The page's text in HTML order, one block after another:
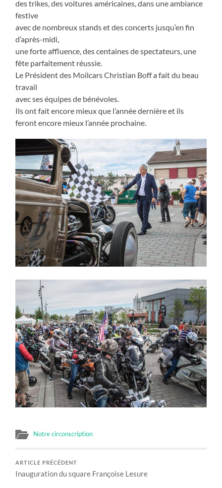
des trikes, des voitures américaines, dans une ambiance
festive
avec de nombreux stands et des concerts jusqu’en fin
d’après-midi,
une forte affluence, des centaines de spectateurs, une
fête parfaitement réussie.
Le Président des Moilcars Christian Boff a fait du beau
travail
avec ses équipes de bénévoles.
Ils ont fait encore mieux que l’année dernière et ils
feront encore mieux l’année prochaine.
Notre circonscription
ARTICLE PRÉCÉDENT
Inauguration du square Françoise Lesure